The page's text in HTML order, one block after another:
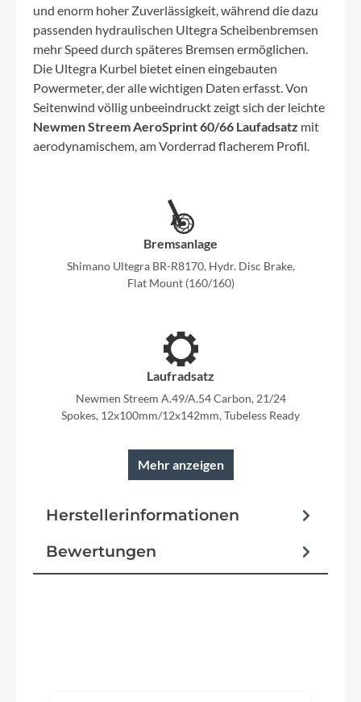
und enorm hoher Zuverlässigkeit, während die dazu
passenden hydraulischen Ultegra Scheibenbremsen
mehr Speed durch späteres Bremsen ermöglichen.
Die Ultegra Kurbel bietet einen eingebauten
Powermeter, der alle wichtigen Daten erfasst. Von
Seitenwind völlig unbeeindruckt zeigt sich der leichte
Newmen Streem AeroSprint 60/66 Laufadsatz mit
aerodynamischem, am Vorderrad flacherem Profil.
Bremsanlage
Shimano Ultegra BR-R8170, Hydr. Disc Brake,
Flat Mount (160/160)
Laufradsatz
Newmen Streem A.49/A.54 Carbon, 21/24
Spokes, 12x100mm/12x142mm, Tubeless Ready
Rahmen
Twin Mold Technology, Aero Optimized Tubes,
Full Internal Cable Routing, Flat Mount Disc
Mehr anzeigen
Herstellerinformationen
Bewertungen